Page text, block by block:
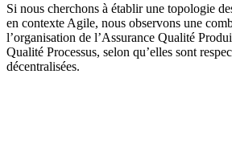
Si nous cherchons à établir une topologie
en contexte Agile, nous observons une
l’organisation de l’Assurance Qualité
Qualité Processus, selon qu’elles sont
décentralisées.